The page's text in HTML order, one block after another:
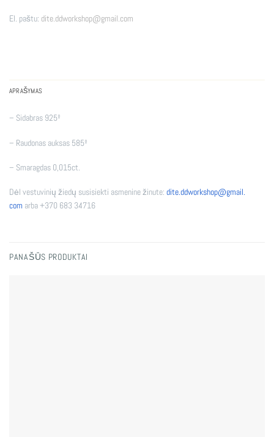
El. paštu: dite.ddworkshop@gmail.com
APRAŠYMAS
– Sidabras 925º
– Raudonas auksas 585º
– Smaragdas 0,015ct.
Dėl vestuvinių žiedų susisiekti asmenine žinute: dite.ddworkshop@gmail.
com arba +370 683 34716
PANAŠŪS PRODUKTAI